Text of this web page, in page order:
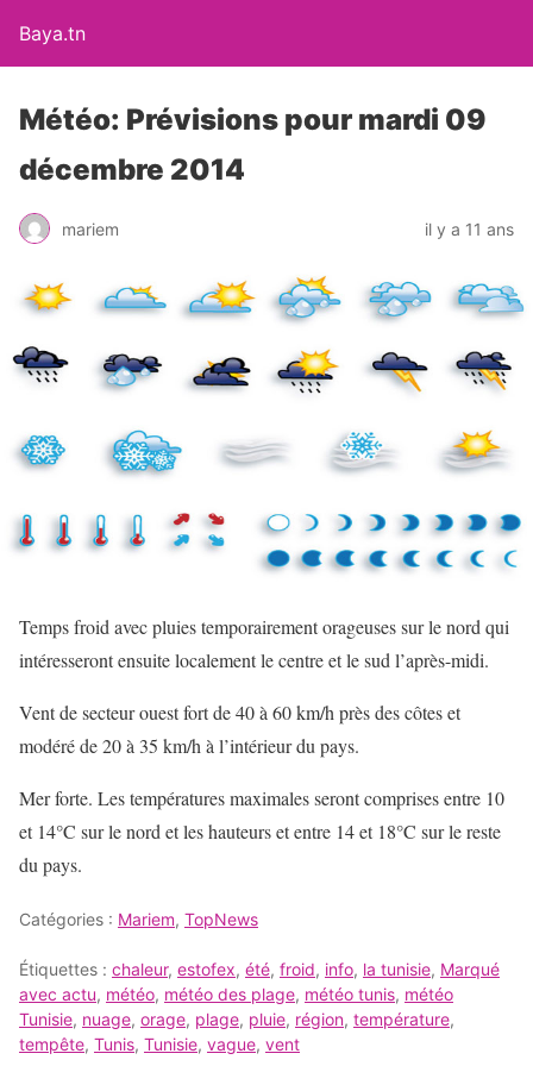
Baya.tn
Météo: Prévisions pour mardi 09
décembre 2014
mariem il y a 11 ans
Temps froid avec pluies temporairement orageuses sur le nord qui
intéresseront ensuite localement le centre et le sud l’après-midi.
Vent de secteur ouest fort de 40 à 60 km/h près des côtes et
modéré de 20 à 35 km/h à l’intérieur du pays.
Mer forte. Les températures maximales seront comprises entre 10
et 14°C sur le nord et les hauteurs et entre 14 et 18°C sur le reste
du pays.
Catégories : Mariem, TopNews
Étiquettes : chaleur, estofex, été, froid, info, la tunisie, Marqué
avec actu, météo, météo des plage, météo tunis, météo
Tunisie, nuage, orage, plage, pluie, région, température,
tempête, Tunis, Tunisie, vague, vent